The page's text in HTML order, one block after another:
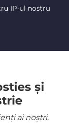
IP-ul nostru
și
ai noștri.